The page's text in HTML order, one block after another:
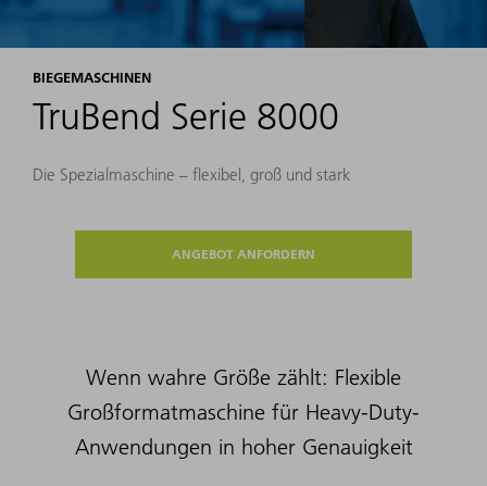
BIEGEMASCHINEN
TruBend Serie 8000
Die Spezialmaschine – flexibel, groß und stark
ANGEBOT ANFORDERN
Wenn wahre Größe zählt: Flexible
Großformatmaschine für Heavy-Duty-
Anwendungen in hoher Genauigkeit